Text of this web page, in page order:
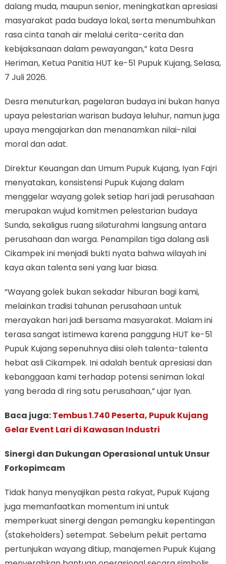
dalang muda, maupun senior, meningkatkan apresiasi
masyarakat pada budaya lokal, serta menumbuhkan
rasa cinta tanah air melalui cerita-cerita dan
kebijaksanaan dalam pewayangan,” kata Desra
Heriman, Ketua Panitia HUT ke-51 Pupuk Kujang, Selasa,
7 Juli 2026.
Desra menuturkan, pagelaran budaya ini bukan hanya
upaya pelestarian warisan budaya leluhur, namun juga
upaya mengajarkan dan menanamkan nilai-nilai
moral dan adat.
Direktur Keuangan dan Umum Pupuk Kujang, Iyan Fajri
menyatakan, konsistensi Pupuk Kujang dalam
menggelar wayang golek setiap hari jadi perusahaan
merupakan wujud komitmen pelestarian budaya
Sunda, sekaligus ruang silaturahmi langsung antara
perusahaan dan warga. Penampilan tiga dalang asli
Cikampek ini menjadi bukti nyata bahwa wilayah ini
kaya akan talenta seni yang luar biasa.
“Wayang golek bukan sekadar hiburan bagi kami,
melainkan tradisi tahunan perusahaan untuk
merayakan hari jadi bersama masyarakat. Malam ini
terasa sangat istimewa karena panggung HUT ke-51
Pupuk Kujang sepenuhnya diisi oleh talenta-talenta
hebat asli Cikampek. Ini adalah bentuk apresiasi dan
kebanggaan kami terhadap potensi seniman lokal
yang berada di ring satu perusahaan,” ujar Iyan.
Baca juga:Tembus 1.740 Peserta, Pupuk Kujang
Gelar Event Lari di Kawasan Industri
Sinergi dan Dukungan Operasional untuk Unsur
Forkopimcam
Tidak hanya menyajikan pesta rakyat, Pupuk Kujang
juga memanfaatkan momentum ini untuk
memperkuat sinergi dengan pemangku kepentingan
(stakeholders) setempat. Sebelum peluit pertama
pertunjukan wayang ditiup, manajemen Pupuk Kujang